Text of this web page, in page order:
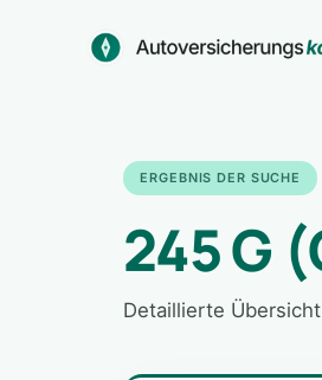
ERGEBNIS DER SUCHE
245 G
Detaillierte